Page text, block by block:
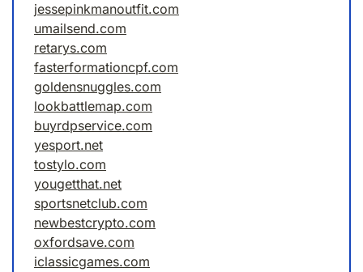
jessepinkmanoutfit.com
umailsend.com
retarys.com
fasterformationcpf.com
goldensnuggles.com
lookbattlemap.com
buyrdpservice.com
yesport.net
tostylo.com
yougetthat.net
sportsnetclub.com
newbestcrypto.com
oxfordsave.com
iclassicgames.com